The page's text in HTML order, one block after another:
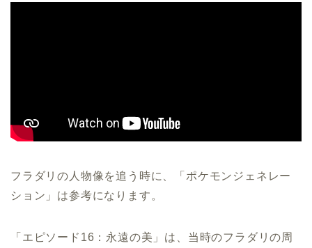
フラダリの人物像を追う時に、「ポケモンジェネレー
ション」は参考になります。
「エピソード16：永遠の美」は、当時のフラダリの周